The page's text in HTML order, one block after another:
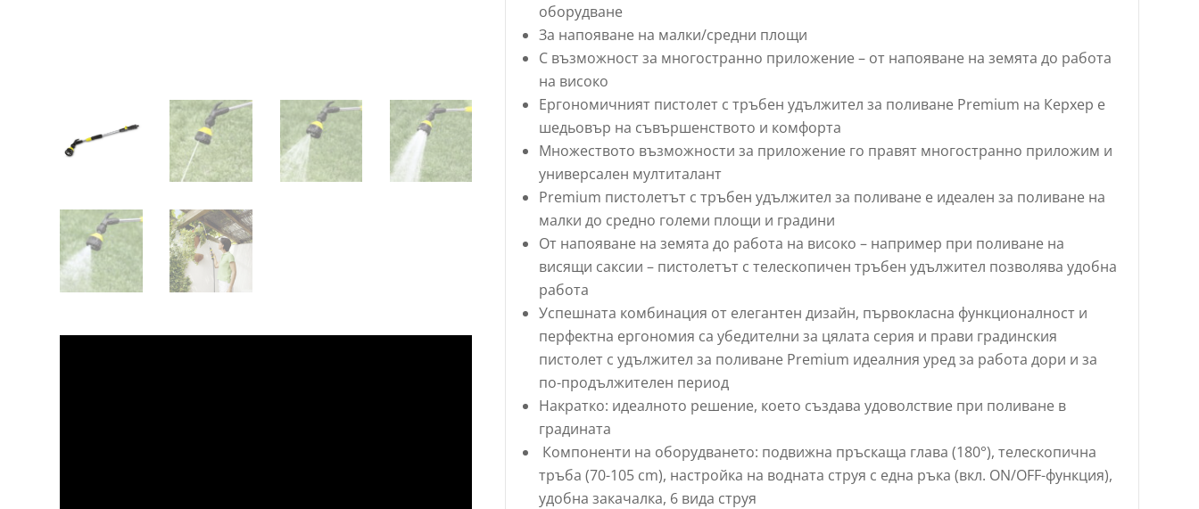
оборудване
За напояване на малки/средни площи
С възможност за многостранно приложение – от напояване на земята до работа
на високо
Ергономичният пистолет с тръбен удължител за поливане Premium на Керхер е
шедьовър на съвършенството и комфорта
Множеството възможности за приложение го правят многостранно приложим и
универсален мултиталант
Premium пистолетът с тръбен удължител за поливане е идеален за поливане на
малки до средно големи площи и градини
От напояване на земята до работа на високо – например при поливане на
висящи саксии – пистолетът с телескопичен тръбен удължител позволява удобна
работа
Успешната комбинация от елегантен дизайн, първокласна функционалност и
перфектна ергономия са убедителни за цялата серия и прави градинския
пистолет с удължител за поливане Premium идеалния уред за работа дори и за
по-продължителен период
Накратко: идеалното решение, което създава удоволствие при поливане в
градината
Компоненти на оборудването: подвижна пръскаща глава (180°), телескопична
тръба (70-105 cm), настройка на водната струя с една ръка (вкл. ON/OFF-функция),
удобна закачалка, 6 вида струя